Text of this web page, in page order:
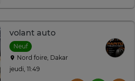
volant auto
Neuf
Nord foire, Dakar
jeudi, 11:49